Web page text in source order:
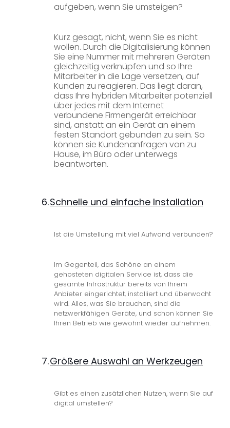
aufgeben, wenn Sie umsteigen?
Kurz gesagt, nicht, wenn Sie es nicht
wollen. Durch die Digitalisierung können
Sie eine Nummer mit mehreren Geräten
gleichzeitig verknüpfen und so Ihre
Mitarbeiter in die Lage versetzen, auf
Kunden zu reagieren. Das liegt daran,
dass Ihre hybriden Mitarbeiter potenziell
über jedes mit dem Internet
verbundene Firmengerät erreichbar
sind, anstatt an ein Gerät an einem
festen Standort gebunden zu sein. So
können sie Kundenanfragen von zu
Hause, im Büro oder unterwegs
beantworten.
6.Schnelle und einfache Installation
Ist die Umstellung mit viel Aufwand verbunden?
Im Gegenteil, das Schöne an einem
gehosteten digitalen Service ist, dass die
gesamte Infrastruktur bereits von Ihrem
Anbieter eingerichtet, installiert und überwacht
wird. Alles, was Sie brauchen, sind die
netzwerkfähigen Geräte, und schon können Sie
Ihren Betrieb wie gewohnt wieder aufnehmen.
7.Größere Auswahl an Werkzeugen
Gibt es einen zusätzlichen Nutzen, wenn Sie auf
digital umstellen?